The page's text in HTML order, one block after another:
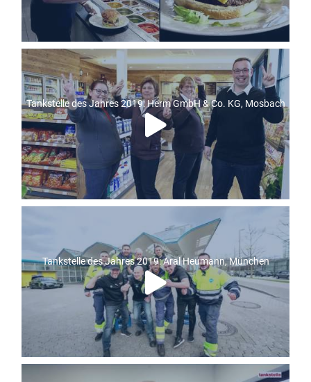
Tankstelle des Jahres 2019: Herm GmbH & Co. KG, Mosbach
Tankstelle des Jahres 2019: Aral Heumann, München